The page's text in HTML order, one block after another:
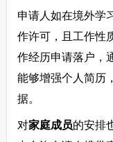
申请人如在境外学
作许可，且工作性
作经历申请落户，
能够增强个人简历
据。
对家庭成员的安排